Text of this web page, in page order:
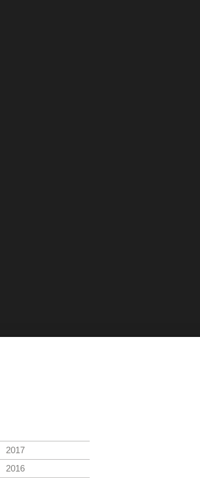
2017
2016